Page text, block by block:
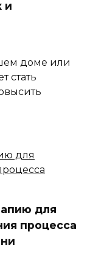
и
доме или
стать
для
процесса